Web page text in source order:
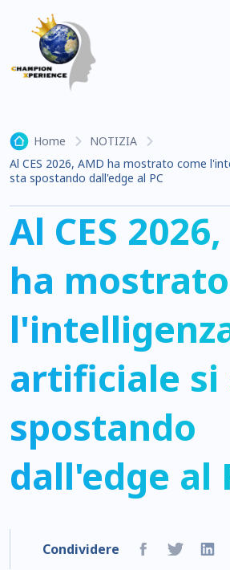
Home
NOTIZIA
Al CES 2026, AMD ha mostrato come
sta spostando dall'edge al PC
Al CES
ha
artificiale si
spostando
dall'edge al
Condividere